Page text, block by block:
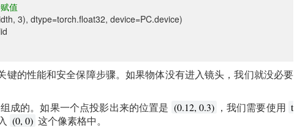
值
3), dtype=torch.float32, device=PC.device)
键的性能和安全保障步骤。如果物体没有进入镜头，我们就没必要
成的。如果一个点投影出来的位置是 (0.12, 0.3) ，我们需要使用 t
(0, 0) 这个像素格中。